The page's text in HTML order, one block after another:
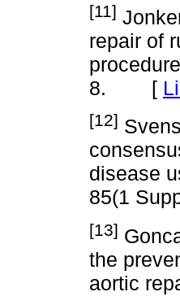
[11]
repair of
8. [
[12]
disease
85(1
[13]
the
aortic